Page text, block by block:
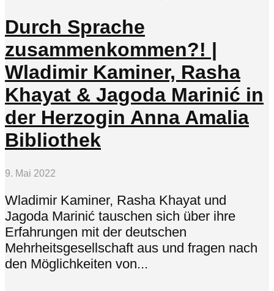
Durch Sprache
zusammenkommen?! |
Wladimir Kaminer, Rasha
Khayat & Jagoda Marinić in
der Herzogin Anna Amalia
Bibliothek
9. Mai 2022
Wladimir Kaminer, Rasha Khayat und
Jagoda Marinić tauschen sich über ihre
Erfahrungen mit der deutschen
Mehrheitsgesellschaft aus und fragen nach
den Möglichkeiten von...